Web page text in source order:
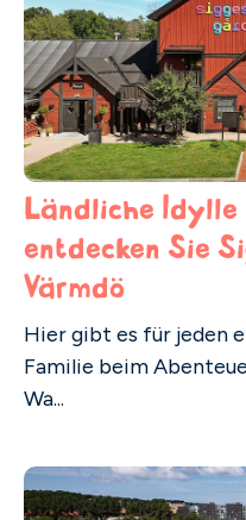
Ländliche
entdecken Sie
Värmdö
Hier gibt es für jeden
Familie beim
Wa...